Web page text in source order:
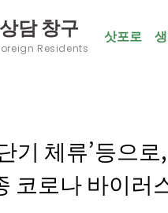
담 창구
Residents
삿포로 생
기 체류’등으
코로나 바이러